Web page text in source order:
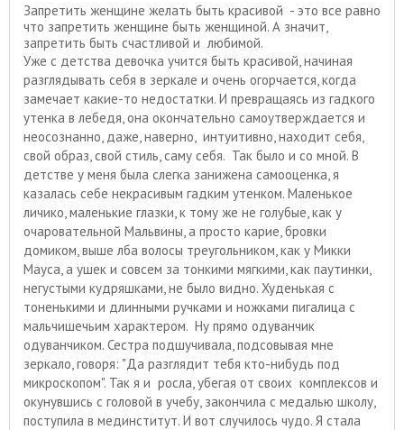
Запретить женщине желать быть красивой - это все равно
что запретить женщине быть женщиной. А значит,
запретить быть счастливой и любимой.
Уже с детства девочка учится быть красивой, начиная
разглядывать себя в зеркале и очень огорчается, когда
замечает какие-то недостатки. И превращаясь из гадкого
утенка в лебедя, она окончательно самоутверждается и
неосознанно, даже, наверно, интуитивно, находит себя,
свой образ, свой стиль, саму себя. Так было и со мной. В
детстве у меня была слегка занижена самооценка, я
казалась себе некрасивым гадким утенком. Маленькое
личико, маленькие глазки, к тому же не голубые, как у
очаровательной Мальвины, а просто карие, бровки
домиком, выше лба волосы треугольником, как у Микки
Мауса, а ушек и совсем за тонкими мягкими, как паутинки,
негустыми кудряшками, не было видно. Худенькая с
тоненькими и длинными ручками и ножками пигалица с
мальчишечьим характером. Ну прямо одуванчик
одуванчиком. Сестра подшучивала, подсовывая мне
зеркало, говоря: "Да разглядит тебя кто-нибудь под
микроскопом". Так я и росла, убегая от своих комплексов и
окунувшись с головой в учебу, закончила с медалью школу,
поступила в мединститут. И вот случилось чудо. Я стала